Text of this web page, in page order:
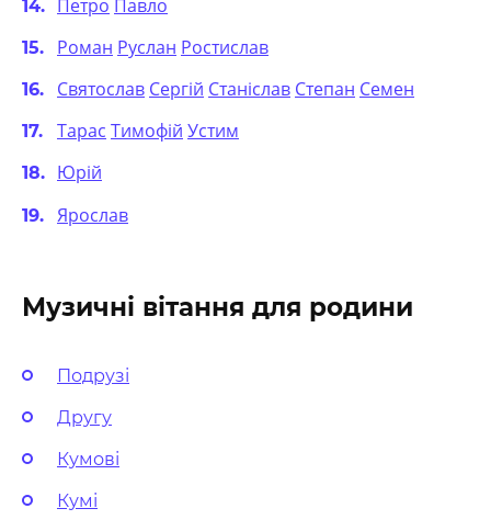
Петро Павло
Роман Руслан Ростислав
Святослав Сергій Станіслав Степан Семен
Тарас Тимофій Устим
Юрій
Ярослав
Музичні вітання для родини
Подрузі
Другу
Кумові
Кумі